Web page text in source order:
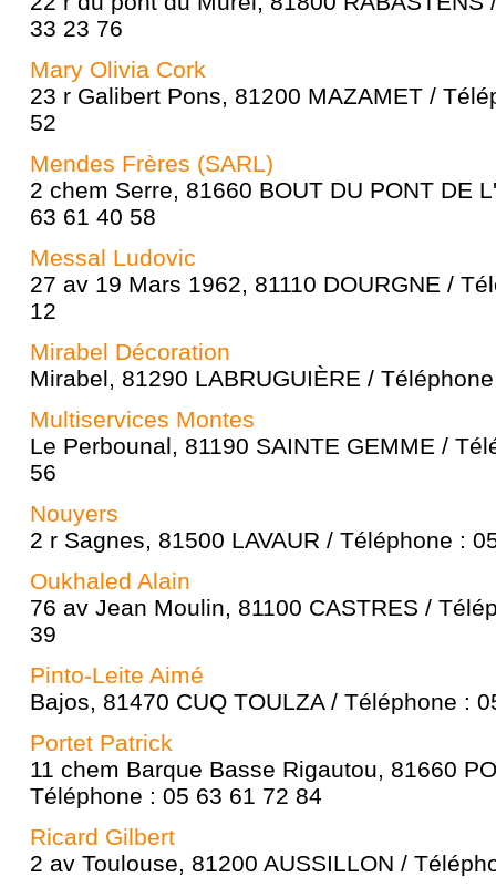
33 23 76
Mary Olivia Cork
23 r Galibert Pons, 81200 MAZAMET /
52
Mendes Frères (SARL)
2 chem Serre, 81660 BOUT DU PONT DE
63 61 40 58
Messal Ludovic
27 av 19 Mars 1962, 81110 DOURGNE /
12
Mirabel Décoration
Mirabel, 81290 LABRUGUIÈRE /
Multiservices Montes
Le Perbounal, 81190 SAINTE GEMME /
56
Nouyers
2 r Sagnes, 81500 LAVAUR / Téléphone :
Oukhaled Alain
76 av Jean Moulin, 81100 CASTRES /
39
Pinto-Leite Aimé
Bajos, 81470 CUQ TOULZA / Téléphone :
Portet Patrick
11 chem Barque Basse Rigautou, 81660
Téléphone : 05 63 61 72 84
Ricard Gilbert
2 av Toulouse, 81200 AUSSILLON /